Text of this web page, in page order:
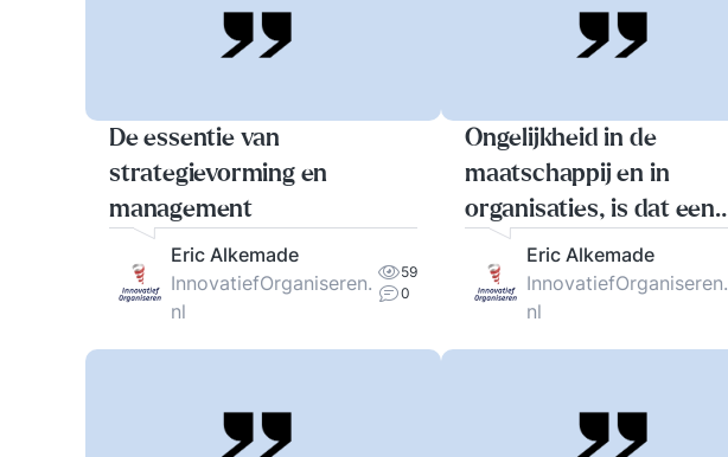
De essentie van
strategievorming en
management
Eric Alkemade
InnovatiefOrganiseren.
nl
59
0
Ongelijkheid in de
maatschappij en in
organisaties, is dat een
probleem?Eric Alkemade
InnovatiefOrganiseren.
nl